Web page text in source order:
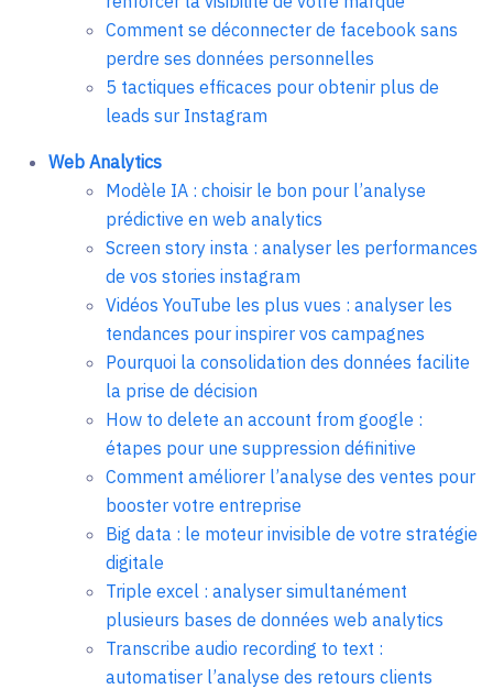
Comment se déconnecter de facebook sans
perdre ses données personnelles
5 tactiques efficaces pour obtenir plus de
leads sur Instagram
Web Analytics
Modèle IA : choisir le bon pour l’analyse
prédictive en web analytics
Screen story insta : analyser les performances
de vos stories instagram
Vidéos YouTube les plus vues : analyser les
tendances pour inspirer vos campagnes
Pourquoi la consolidation des données facilite
la prise de décision
How to delete an account from google :
étapes pour une suppression définitive
Comment améliorer l’analyse des ventes pour
booster votre entreprise
Big data : le moteur invisible de votre stratégie
digitale
Triple excel : analyser simultanément
plusieurs bases de données web analytics
Transcribe audio recording to text :
automatiser l’analyse des retours clients